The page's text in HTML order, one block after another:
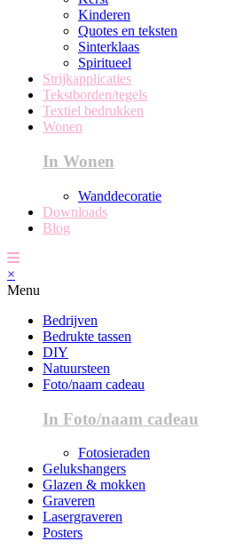
Kinderen
Quotes en teksten
Sinterklaas
Spiritueel
Strijkapplicaties
Tekstborden/tegels
Textiel bedrukken
Wonen
In Wonen
Wanddecoratie
Downloads
Blog
×
Menu
Bedrijven
Bedrukte tassen
DIY
Natuursteen
Foto/naam cadeau
In Foto/naam cadeau
Fotosieraden
Gelukshangers
Glazen & mokken
Graveren
Lasergraveren
Posters